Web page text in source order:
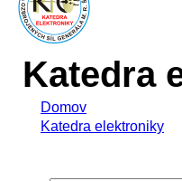
Katedra
Domov
Katedra elektroniky